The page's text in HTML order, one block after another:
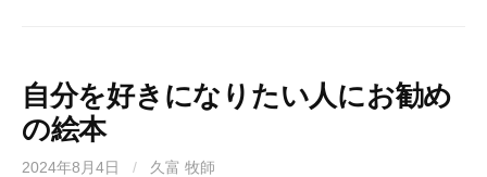
自分を好きになりたい人にお勧め
の絵本
2024年8月4日 / 久富 牧師